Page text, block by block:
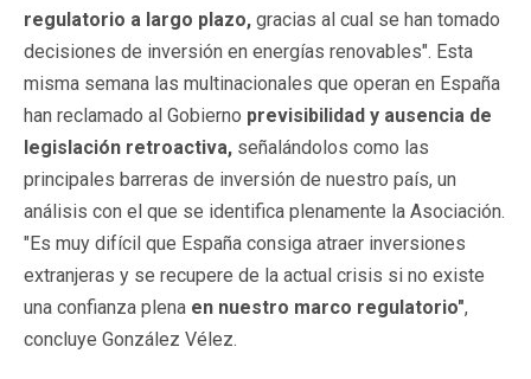
regulatorio a largo plazo, gracias al cual se han tomado
decisiones de inversión en energías renovables". Esta
misma semana las multinacionales que operan en España
han reclamado al Gobierno previsibilidad y ausencia de
legislación retroactiva, señalándolos como las
principales barreras de inversión de nuestro país, un
análisis con el que se identifica plenamente la Asociación.
"Es muy difícil que España consiga atraer inversiones
extranjeras y se recupere de la actual crisis si no existe
una confianza plena en nuestro marco regulatorio",
concluye González Vélez.